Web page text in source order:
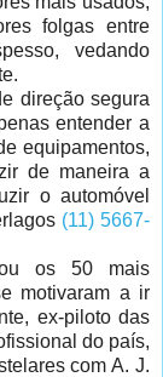
folgas entre
vedando
direção segura
entender a
equipamentos,
de maneira a
o automóvel
(11) 5667-
os 50 mais
motivaram a ir
ex-piloto das
do país,
com A. J.